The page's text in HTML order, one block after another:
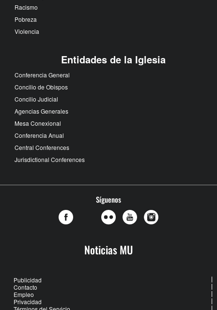
Racismo
Pobreza
Violencia
Entidades de la Iglesia
Conferencia General
Concilio de Obispos
Concilio Judicial
Agencias Generales
Mesa Conexional
Conferencia Anual
Central Conferences
Jurisdictional Conferences
Síguenos
Noticias MU
Publicidad
Contacto
Empleo
Privacidad